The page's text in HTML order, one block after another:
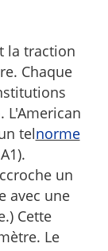
la traction
Chaque
L'American
telnorme
un
avec une
Cette
Le